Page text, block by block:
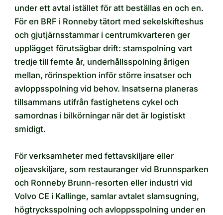
under ett avtal istället för att beställas en och en.
För en BRF i Ronneby tätort med sekelskifteshus
och gjutjärnsstammar i centrumkvarteren ger
upplägget förutsägbar drift: stamspolning vart
tredje till femte år, underhållsspolning årligen
mellan, rörinspektion inför större insatser och
avloppsspolning vid behov. Insatserna planeras
tillsammans utifrån fastighetens cykel och
samordnas i bilkörningar när det är logistiskt
smidigt.
För verksamheter med fettavskiljare eller
oljeavskiljare, som restauranger vid Brunnsparken
och Ronneby Brunn-resorten eller industri vid
Volvo CE i Kallinge, samlar avtalet slamsugning,
högtrycksspolning och avloppsspolning under en